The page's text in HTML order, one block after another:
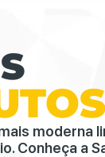
moderna
Conheça a